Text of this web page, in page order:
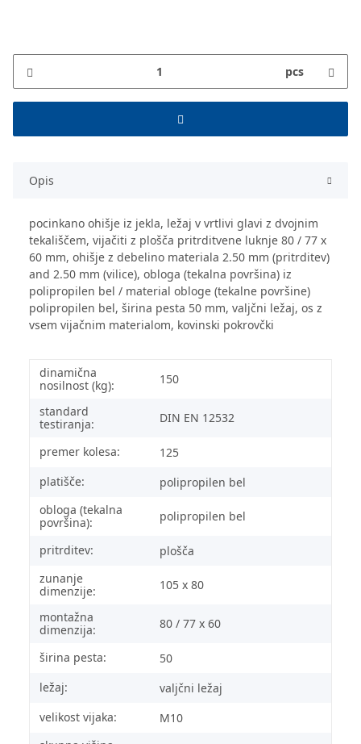
pcs
Opis
pocinkano ohišje iz jekla, ležaj v vrtlivi glavi z dvojnim
tekališčem, vijačiti z plošča pritrditvene luknje 80 / 77 x
60 mm, ohišje z debelino materiala 2.50 mm (pritrditev)
and 2.50 mm (vilice), obloga (tekalna površina) iz
polipropilen bel / material obloge (tekalne površine)
polipropilen bel, širina pesta 50 mm, valjčni ležaj, os z
vsem vijačnim materialom, kovinski pokrovčki
dinamična
nosilnost (kg):
150
standard
testiranja:
DIN EN 12532
premer kolesa:
125
platišče:
polipropilen bel
obloga (tekalna
površina):
polipropilen bel
pritrditev:
plošča
zunanje
dimenzije:
105 x 80
montažna
dimenzija:
80 / 77 x 60
širina pesta:
50
ležaj:
valjčni ležaj
velikost vijaka:
M10